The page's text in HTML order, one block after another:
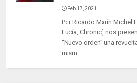
Feb 17, 2021
Por Ricardo Marín.Michel
Lucía, Chronic) nos
“Nuevo orden” una
mism...